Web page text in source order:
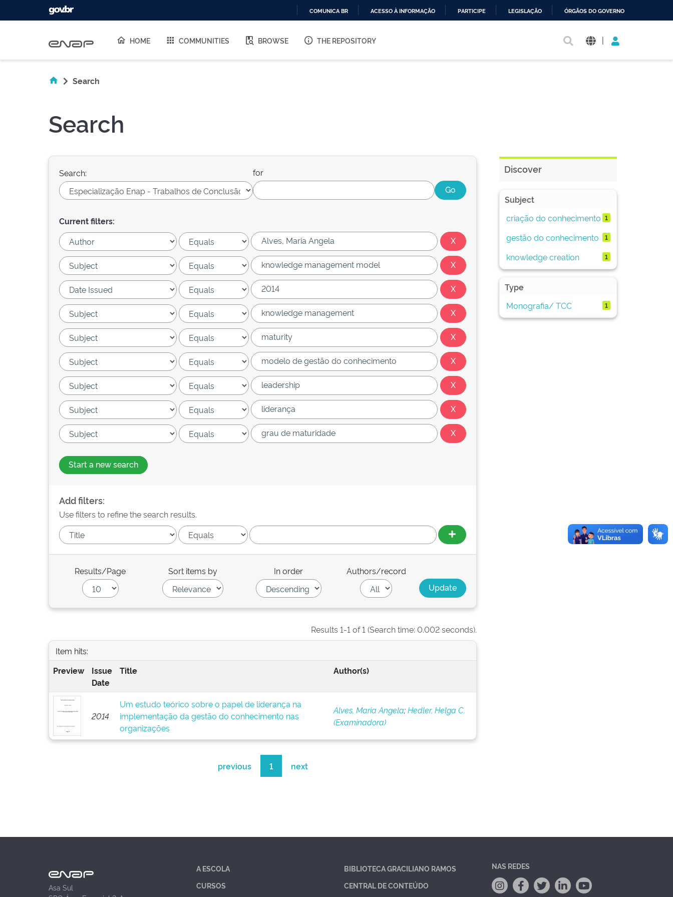
O
COMUNICA BR ACESSO À INFORMAÇÃO PARTICIPE LEGISLAÇÃO ÓRGÃOS DO GOVERNO
HOME COMMUNITIES BROWSE THE REPOSITORY |
Search
Search
Search: for
Current filters:
Start a new search
Add filters:
Use filters to refine the search results.
Results/Page Sort items by In order Authors/record
Results 1-1 of 1 (Search time: 0.002 seconds).
Item hits:
Preview
Issue
Date
Title Author(s)
2014
Um estudo teórico sobre o papel de liderança na
implementação da gestão do conhecimento nas
organizações
Alves, Maria Angela;Hedler, Helga C.
(Examinadora)
previous 1 next
Discover
Subject
criação do conhecimento 1
gestão do conhecimento 1
knowledge creation 1
Type
Monografia/ TCC
1
Asa Sul
A ESCOLA
CURSOS
BIBLIOTECA GRACILIANO RAMOS
CENTRAL DE CONTEÚDO
NAS REDES